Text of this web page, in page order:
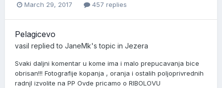
March 29, 2017 457 replies
Pelagicevo
vasil replied to JaneMk's topic in Jezera
Svaki daljni komentar u kome ima i malo prepucavanja bice
obrisan!!! Fotografije kopanja , oranja i ostalih poljoprivrednih
radnjI izvolite na PP Ovde pricamo o RIBOLOVU